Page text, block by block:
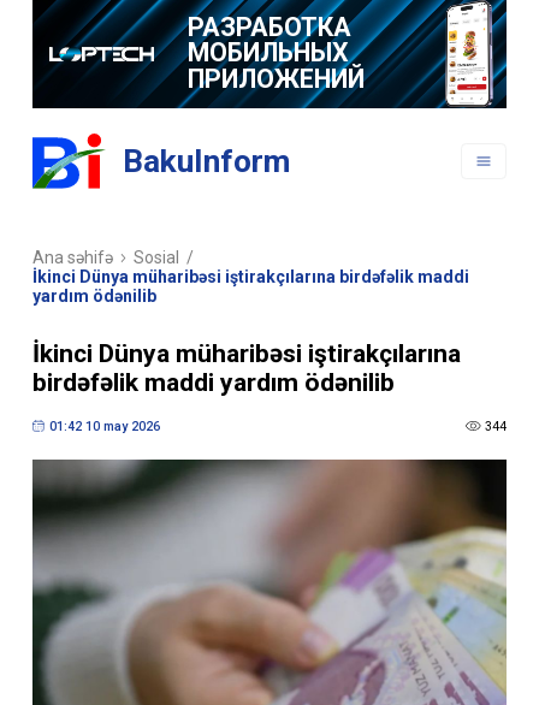
РАЗРАБОТКА
МОБИЛЬНЫХ
ПРИЛОЖЕНИЙ
BakuInform
Ana səhifə Sosial
/
İkinci Dünya müharibəsi iştirakçılarına birdəfəlik maddi
yardım ödənilib
İkinci Dünya müharibəsi iştirakçılarına
birdəfəlik maddi yardım ödənilib
01:42 10 may 2026 344